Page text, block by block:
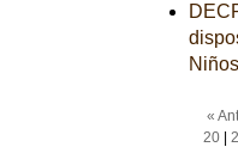
«
20|